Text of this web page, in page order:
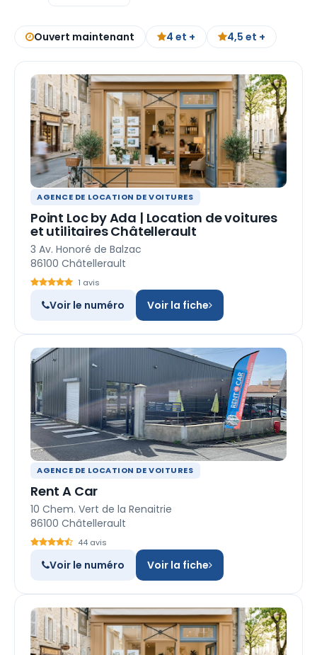
Ouvert maintenant 4 et + 4,5 et +
AGENCE DE LOCATION DE VOITURES
Point Loc by Ada | Location de voitures
et utilitaires Châtellerault
3 Av. Honoré de Balzac
86100 Châtellerault
1 avis
Voir le numéro Voir la fiche
AGENCE DE LOCATION DE VOITURES
Rent A Car
10 Chem. Vert de la Renaitrie
86100 Châtellerault
44 avis
Voir le numéro Voir la fiche